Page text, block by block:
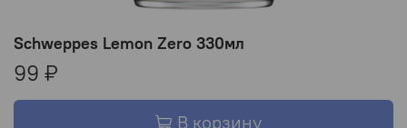
Schweppes Lemon Zero 330мл
99 ₽
В корзину